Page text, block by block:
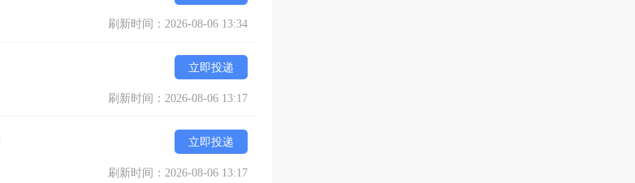
刷新时间：2026-08-06 13:34
立即投递
刷新时间：2026-08-06 13:17
立即投递
刷新时间：2026-08-06 13:17